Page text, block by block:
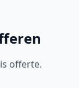
offerte.